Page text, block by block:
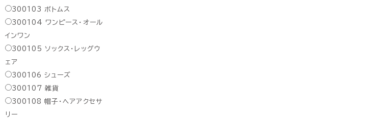
300103
ボトムス
300104
ワンピース・オール
インワン
300105
ソックス・レッグウ
ェア
300106 シューズ
300107 雑貨
300108 帽子・ヘアアクセサ
リー